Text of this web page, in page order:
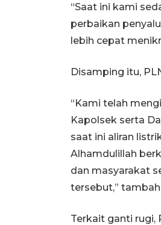
“Saat ini kami
perbaikan
lebih cepat
Disamping itu,
“Kami telah
Kapolsek serta
saat ini aliran
Alhamdulillah
dan masyarakat
tersebut,”
Terkait ganti rugi,